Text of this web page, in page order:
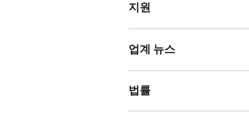
지원
업계 뉴스
법률